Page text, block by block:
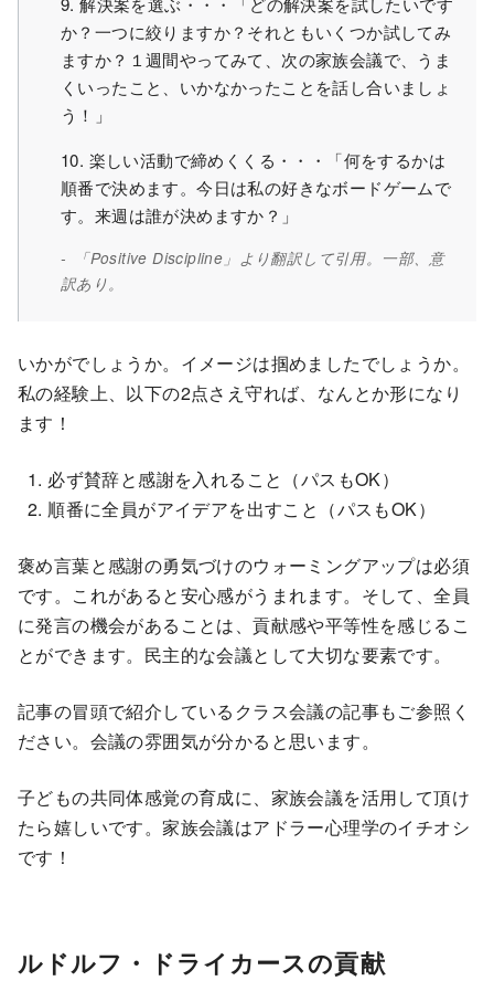
か？一つに絞りますか？それともいくつか試してみ
ますか？１週間やってみて、次の家族会議で、うま
くいったこと、いかなかったことを話し合いましょ
う！」
10. 楽しい活動で締めくくる・・・「何をするかは
順番で決めます。今日は私の好きなボードゲームで
す。来週は誰が決めますか？」
「Positive Discipline」より翻訳して引用。一部、意
訳あり。
いかがでしょうか。イメージは掴めましたでしょうか。
私の経験上、以下の2点さえ守れば、なんとか形になり
ます！
必ず賛辞と感謝を入れること（パスもOK）
順番に全員がアイデアを出すこと（パスもOK）
褒め言葉と感謝の勇気づけのウォーミングアップは必須
です。これがあると安心感がうまれます。そして、全員
に発言の機会があることは、貢献感や平等性を感じるこ
とができます。民主的な会議として大切な要素です。
記事の冒頭で紹介しているクラス会議の記事もご参照く
ださい。会議の雰囲気が分かると思います。
子どもの共同体感覚の育成に、家族会議を活用して頂け
たら嬉しいです。家族会議はアドラー心理学のイチオシ
です！
ルドルフ・ドライカースの貢献